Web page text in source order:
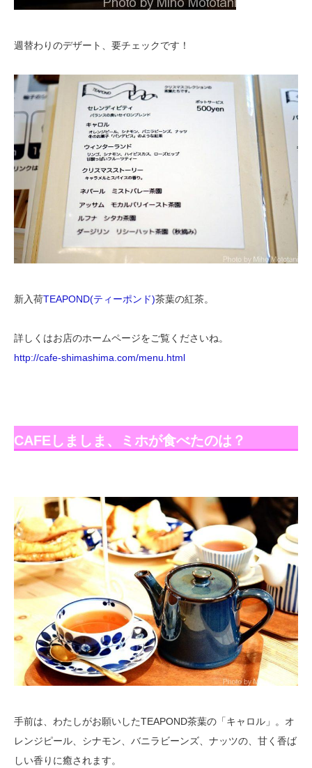
週替わりのデザート、要チェックです！
新入荷TEAPOND(ティーポンド)茶葉の紅茶。
詳しくはお店のホームページをご覧くださいね。
http://cafe-shimashima.com/menu.html
CAFEしましま、ミホが食べたのは？
手前は、わたしがお願いしたTEAPOND茶葉の「キャロル」。オ
レンジピール、シナモン、バニラビーンズ、ナッツの、甘く香ば
しい香りに癒されます。